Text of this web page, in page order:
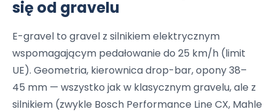
się od gravelu
E-gravel to gravel z silnikiem elektrycznym
wspomagającym pedałowanie do 25 km/h (limit
UE). Geometria, kierownica drop-bar, opony 38–
45 mm — wszystko jak w klasycznym gravelu, ale z
silnikiem (zwykle Bosch Performance Line CX, Mahle